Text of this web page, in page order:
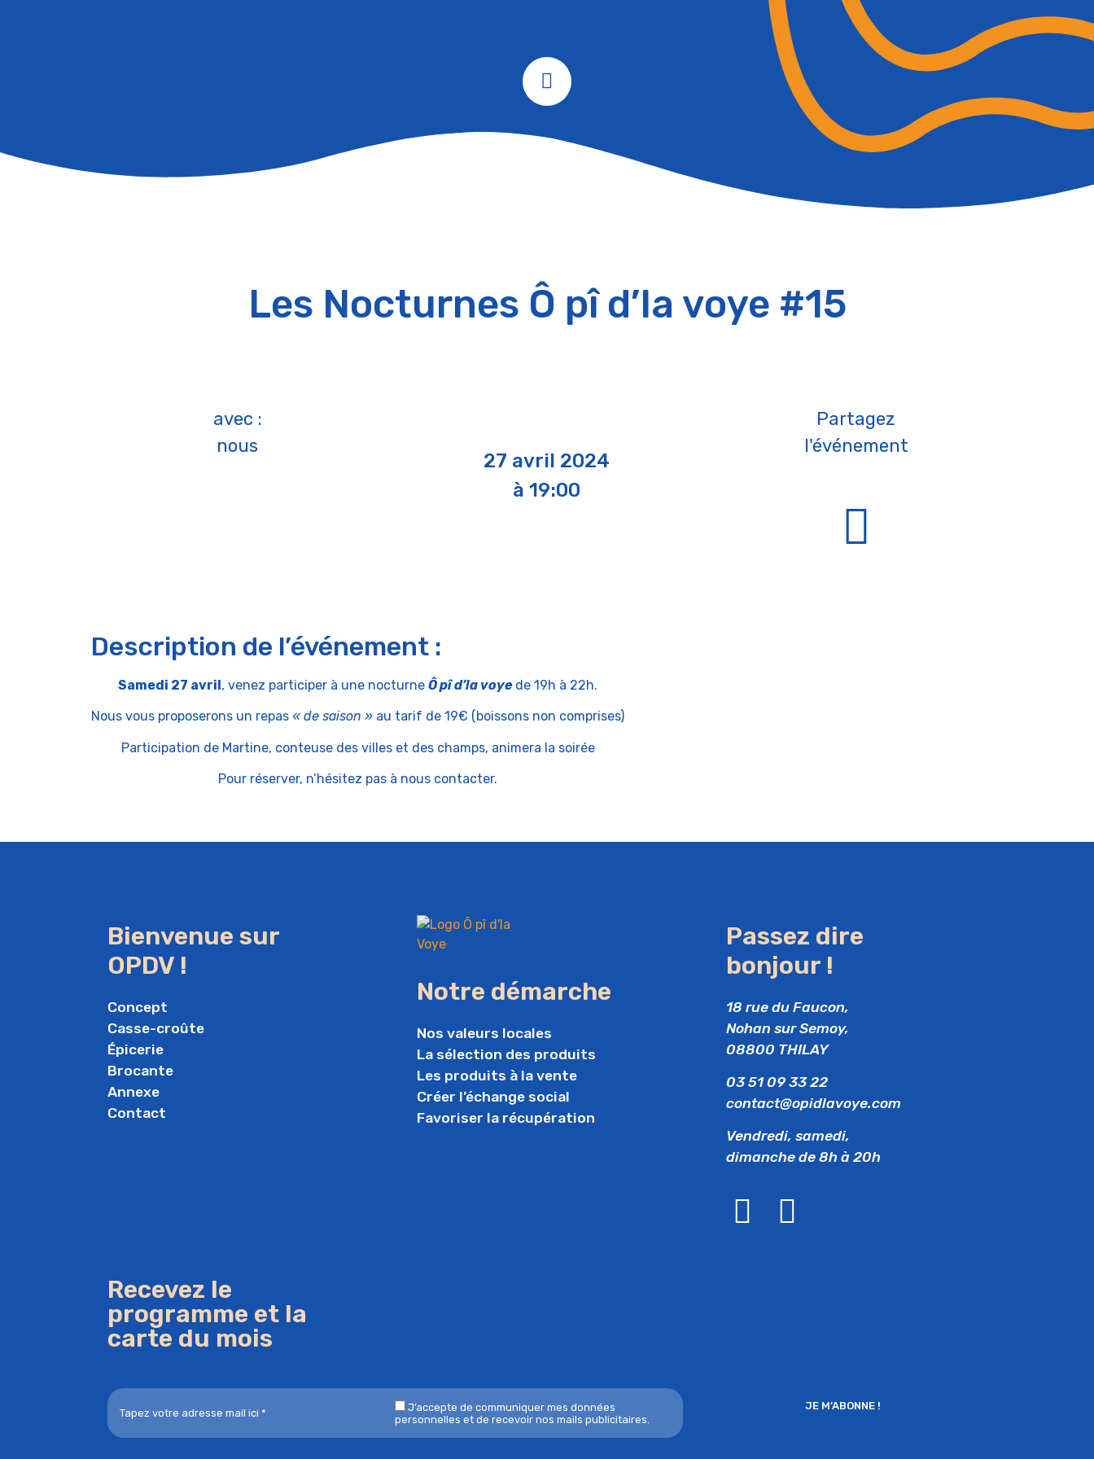
Les Nocturnes Ô pî d’la voye #15
avec :
nous
27 avril 2024
à 19:00
Partagez
l'événement
Description de l’événement :
Samedi 27 avril, venez participer à une nocturne Ô pî d’la voyede 19h à 22h.
Nous vous proposerons un repas « de saison » au tarif de 19€ (boissons non comprises)
Participation de Martine, conteuse des villes et des champs, animera la soirée
Pour réserver, n’hésitez pas à nous contacter.
Bienvenue sur
OPDV !
Concept
Casse-croûte
Épicerie
Brocante
Annexe
Contact
Notre démarche
Nos valeurs locales
La sélection des produits
Les produits à la vente
Créer l’échange social
Favoriser la récupération
Passez dire
bonjour !
18 rue du Faucon,
Nohan sur Semoy,
08800 THILAY
03 51 09 33 22
contact@opidlavoye.com
Vendredi, samedi,
dimanche de 8h à 20h
Recevez le
programme et la
carte du mois
J’accepte de communiquer mes données
personnelles et de recevoir nos mails publicitaires.